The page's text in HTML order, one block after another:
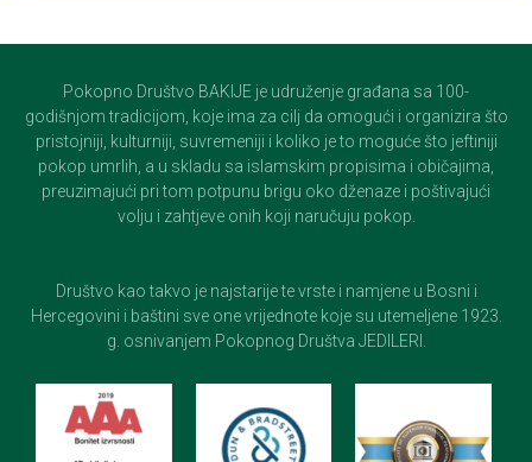
Pokopno Društvo BAKIJE je udruženje građana sa 100-
godišnjom tradicijom, koje ima za cilj da omogući i organizira što
pristojniji, kulturniji, suvremeniji i koliko je to moguće što jeftiniji
pokop umrlih, a u skladu sa islamskim propisima i običajima,
preuzimajući pri tom potpunu brigu oko dženaze i poštivajući
volju i zahtjeve onih koji naručuju pokop.
Društvo kao takvo je najstarije te vrste i namjene u Bosni i
Hercegovini i baštini sve one vrijednote koje su utemeljene 1923.
g. osnivanjem Pokopnog Društva JEDILERI.